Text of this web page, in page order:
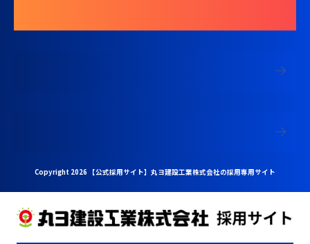
Copyright 2026 【公式採用サイト】丸ヨ建設工業株式会社の採用専用サイト